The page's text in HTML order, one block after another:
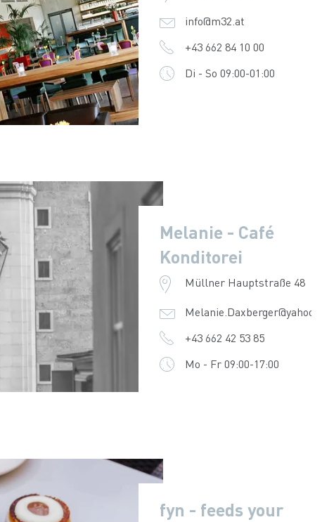
info@m32.at
+43 662 84 10 00
Di - So 09:00-01:00
Melanie - Café
Konditorei
Müllner Hauptstraße 48
+43 662 42 53 85
Mo - Fr 09:00-17:00
fyn - feeds your